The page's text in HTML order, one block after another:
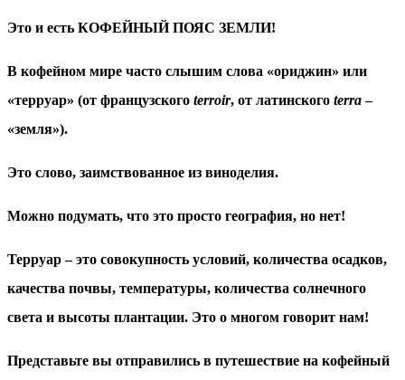
Это и есть КОФЕЙНЫЙ ПОЯС ЗЕМЛИ!
В кофейном мире часто слышим слова «ориджин» или
«терруар» (от французского terroir, от латинского terra–
«земля»).
Это слово, заимствованное из виноделия.
Можно подумать, что это просто география, но нет!
Терруар – это совокупность условий, количества осадков,
качества почвы, температуры, количества солнечного
света и высоты плантации. Это о многом говорит нам!
Представьте вы отправились в путешествие на кофейный